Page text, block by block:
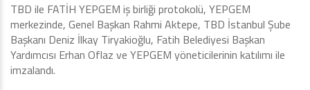
TBD ile FATİH YEPGEM iş birliği protokolü, YEPGEM
merkezinde, Genel Başkan Rahmi Aktepe, TBD İstanbul Şube
Başkanı Deniz İlkay Tiryakioğlu, Fatih Belediyesi Başkan
Yardımcısı Erhan Oflaz ve YEPGEM yöneticilerinin katılımı ile
imzalandı.